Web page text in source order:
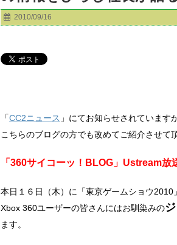
2010/09/16
「CC2ニュース 」にてお知らせされていますが
こちらのブログの方でも改めてご紹介させて
「360サイコーッ！BLOG」Ustream放
本日１６日（木）に「東京ゲームショウ2010
Xbox 360ユーザーの皆さんにはお馴染みの
ます。